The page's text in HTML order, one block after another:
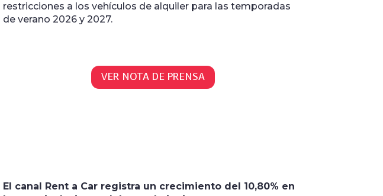
restricciones a los vehículos de alquiler para las temporadas
de verano 2026 y 2027.
VER NOTA DE PRENSA
El canal Rent a Car registra un crecimiento del 10,80% en